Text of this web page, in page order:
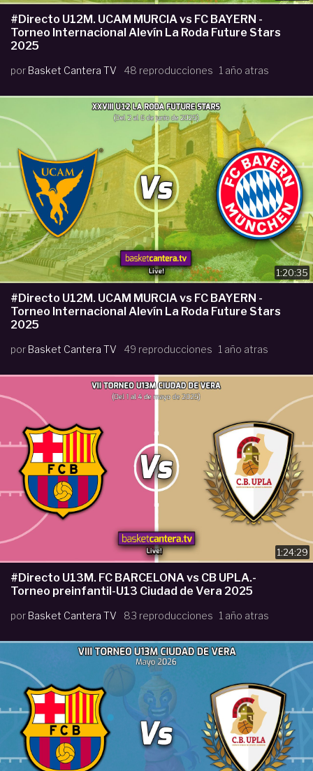
#Directo U12M. UCAM MURCIA vs FC BAYERN -
Torneo Internacional Alevín La Roda Future Stars
2025
por Basket Cantera TV 48 reproducciones 1 año atras
1:20:35
#Directo U12M. UCAM MURCIA vs FC BAYERN -
Torneo Internacional Alevín La Roda Future Stars
2025
por Basket Cantera TV 49 reproducciones 1 año atras
1:24:29
#Directo U13M. FC BARCELONA vs CB UPLA.-
Torneo preinfantil-U13 Ciudad de Vera 2025
por Basket Cantera TV 83 reproducciones 1 año atras